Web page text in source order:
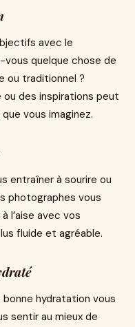
avec le
vous quelque chose de
ou traditionnel ?
des inspirations peut
vous imaginez.
entraîner à sourire ou
photographes vous
l’aise avec vos
fluide et agréable.
hydratation vous
sentir au mieux de